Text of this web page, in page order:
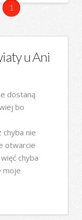
1
u Ani
dostaną
bo
chyba nie
otwarcie
chyba
moje